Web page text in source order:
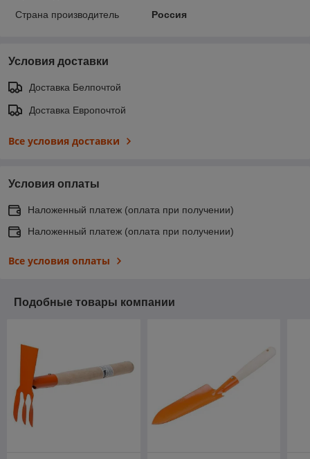
Страна производитель
Россия
Условия доставки
Доставка Белпочтой
Доставка Европочтой
Все условия доставки
Условия оплаты
Наложенный платеж (оплата при получении)
Наложенный платеж (оплата при получении)
Все условия оплаты
Подобные товары компании